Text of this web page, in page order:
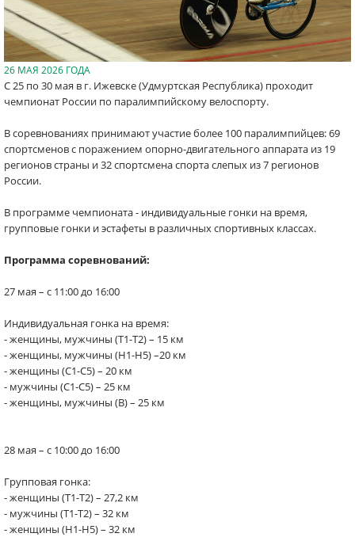
26 МАЯ 2026 ГОДА
С 25 по 30 мая в г. Ижевске (Удмуртская Республика) проходит
чемпионат России по паралимпийскому велоспорту.
В соревнованиях принимают участие более 100 паралимпийцев: 69
спортсменов с поражением опорно-двигательного аппарата из 19
регионов страны и 32 спортсмена спорта слепых из 7 регионов
России.
В программе чемпионата - индивидуальные гонки на время,
групповые гонки и эстафеты в различных спортивных классах.
Программа соревнований:
27 мая – с 11:00 до 16:00
Индивидуальная гонка на время:
- женщины, мужчины (Т1-Т2) – 15 км
- женщины, мужчины (Н1-Н5) –20 км
- женщины (С1-С5) – 20 км
- мужчины (С1-С5) – 25 км
- женщины, мужчины (В) – 25 км
28 мая – с 10:00 до 16:00
Групповая гонка:
- женщины (Т1-Т2) – 27,2 км
- мужчины (Т1-Т2) – 32 км
- женщины (Н1-Н5) – 32 км